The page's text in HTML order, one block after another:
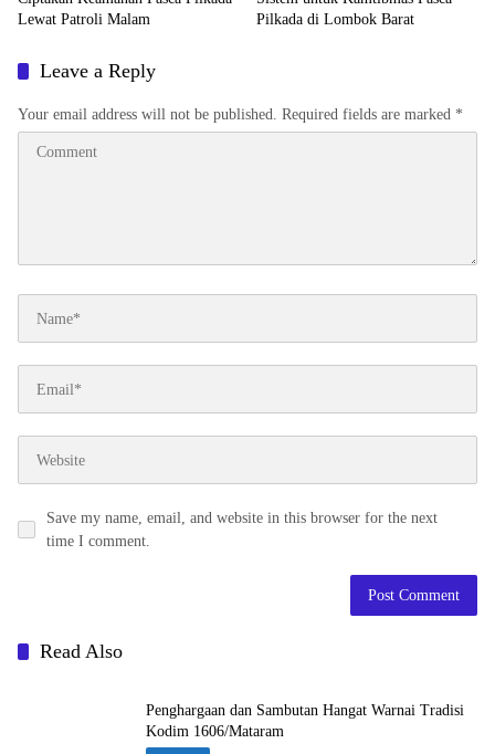
Lewat Patroli Malam
Pilkada di Lombok Barat
Leave a Reply
Your email address will not be published. Required fields are marked *
Save my name, email, and website in this browser for the next
time I comment.
Read Also
Penghargaan dan Sambutan Hangat Warnai Tradisi
Kodim 1606/Mataram